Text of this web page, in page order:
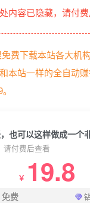
内容已隐藏，请付费
费下载本站各大机
本站一样的全自动
也可以这样做成一个
请付费后查看
￥ 19.8
免费